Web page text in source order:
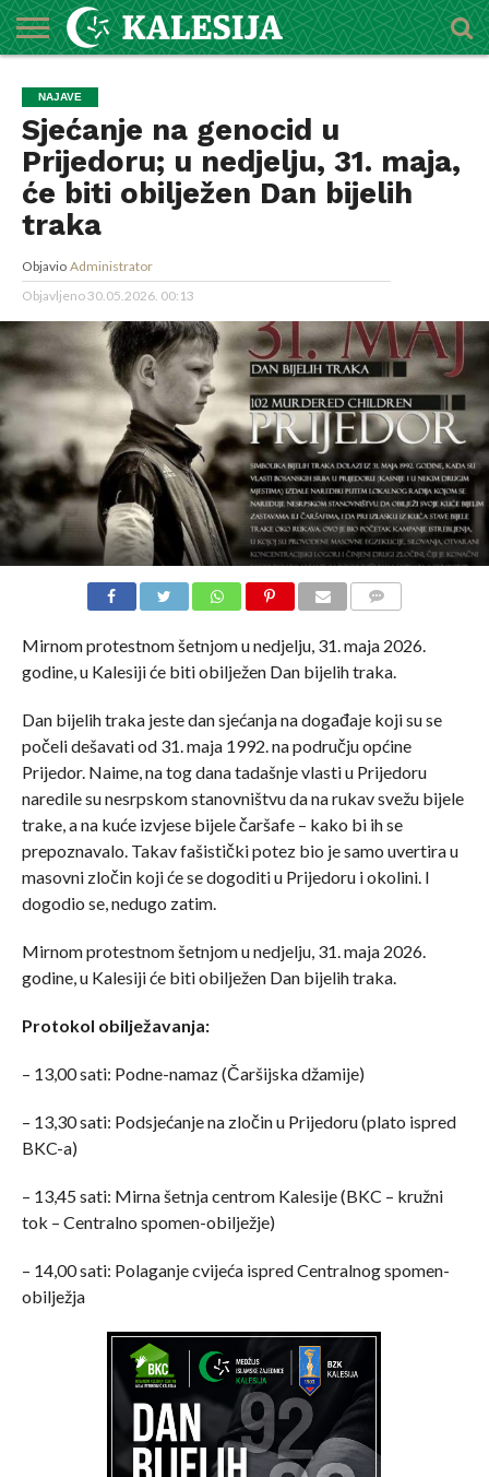
O
MEDŽLISU
DŽEMATI
IMAMI
MEKTEBSKI
CENTAR
VIJESTI
HUTBE
NAJAVE
KALENDAR
KONTAKT
NAJAVE
Sjećanje na genocid u
Prijedoru; u nedjelju, 31. maja,
će biti obilježen Dan bijelih
traka
Objavio Administrator
Objavljeno30.05.2026. 00:13
Mirnom protestnom šetnjom u nedjelju, 31. maja 2026.
godine, u Kalesiji će biti obilježen Dan bijelih traka.
Dan bijelih traka jeste dan sjećanja na događaje koji su se
počeli dešavati od 31. maja 1992. na području općine
Prijedor. Naime, na tog dana tadašnje vlasti u Prijedoru
naredile su nesrpskom stanovništvu da na rukav svežu bijele
trake, a na kuće izvjese bijele čaršafe – kako bi ih se
prepoznavalo. Takav fašistički potez bio je samo uvertira u
masovni zločin koji će se dogoditi u Prijedoru i okolini. I
dogodio se, nedugo zatim.
Mirnom protestnom šetnjom u nedjelju, 31. maja 2026.
godine, u Kalesiji će biti obilježen Dan bijelih traka.
Protokol obilježavanja:
– 13,00 sati: Podne-namaz (Čaršijska džamije)
– 13,30 sati: Podsjećanje na zločin u Prijedoru (plato ispred
BKC-a)
– 13,45 sati: Mirna šetnja centrom Kalesije (BKC – kružni
tok – Centralno spomen-obilježje)
– 14,00 sati: Polaganje cvijeća ispred Centralnog spomen-
obilježja